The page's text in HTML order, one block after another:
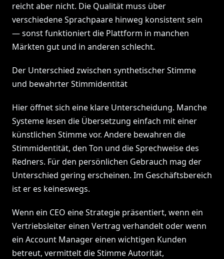
reicht aber nicht. Die Qualität muss über
verschiedene Sprachpaare hinweg konsistent sein
— sonst funktioniert die Plattform in manchen
Märkten gut und in anderen schlecht.
Der Unterschied zwischen synthetischer Stimme
und bewahrter Stimmidentität
Hier öffnet sich eine klare Unterscheidung. Manche
Systeme lesen die Übersetzung einfach mit einer
künstlichen Stimme vor. Andere bewahren die
Stimmidentität, den Ton und die Sprechweise des
Redners. Für den persönlichen Gebrauch mag der
Unterschied gering erscheinen. Im Geschäftsbereich
ist er es keineswegs.
Wenn ein CEO eine Strategie präsentiert, wenn ein
Vertriebsleiter einen Vertrag verhandelt oder wenn
ein Account Manager einen wichtigen Kunden
betreut, vermittelt die Stimme Autorität,